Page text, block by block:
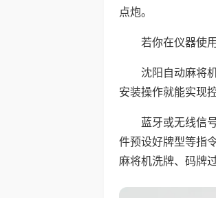
点炮。
若你在仪器使
沈阳自动麻将
安装操作就能实现
蓝牙或无线信
件预设好牌型等指
麻将机洗牌、码牌